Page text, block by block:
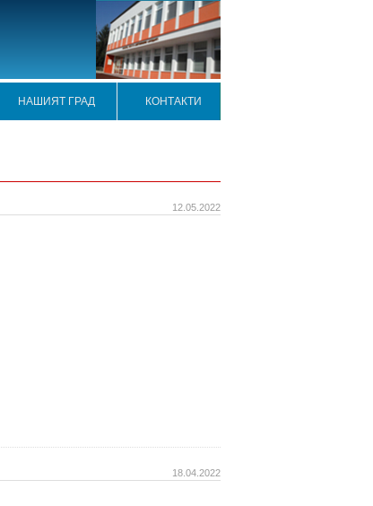
НАШИЯТ ГРАД КОНТАКТИ
12.05.2022
18.04.2022